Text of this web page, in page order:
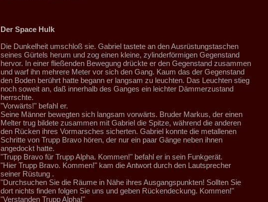
Der Space Hulk
Die Dunkelheit umschloß sie. Gabriel tastete an den Ausrüstungstaschen
seines Gürtels herum und zog einen kleine, zylinderförmigen Gegenstand
hervor. In einer fließenden Bewegung drückte er den Gegenstand zusammen
und warf ihn mehrere Meter vor sich den Gang. Kaum das der Gegenstand
den Boden berührt hatte begann er langsam zu leuchten. Das Leuchten stieg
noch soweit an, daß innerhalb des Ganges ein leichter Dämmerzustand
herrschte.
"Vorwärts!" befahl er.
Seine Männer bewegten sich langsam vorwärts. Bruder Markus, der einen
Melter trug bildete zusammen mit Gabriel die Spitze, während die anderen
den Rücken ihres Vormarsches sicherten. Gabriel konnte die metallenen
Schritte von Trupp Bravo hören, der nur ein paar Gänge neben ihnen
angedockt hatte.
"Trupp Bravo für Trupp Alpha. Kommen!" befahl er in sein Funkgerät.
"Hier Trupp Bravo. Kommen!" kam die Antwort durch den Lautsprecher
seiner Rüstung .
"Durchsuchen Sie die Räume in Nähe ihres Ausgangspunkten! Sollten Sie
dort nichts finden folgen Sie uns und geben Rückendeckung. Kommen!"
"Verstanden Trupp Alpha!"